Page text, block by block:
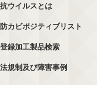
抗ウイルスとは
防カビポジティブリスト
登録加工製品検索
法規制及び障害事例